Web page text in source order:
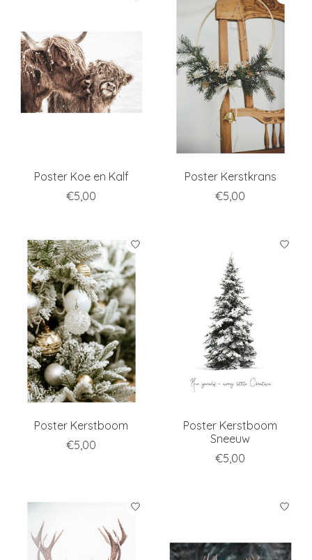
Poster Koe en Kalf
€5,00
Poster Kerstkrans
€5,00
Poster Kerstboom
€5,00
Poster Kerstboom
Sneeuw
€5,00